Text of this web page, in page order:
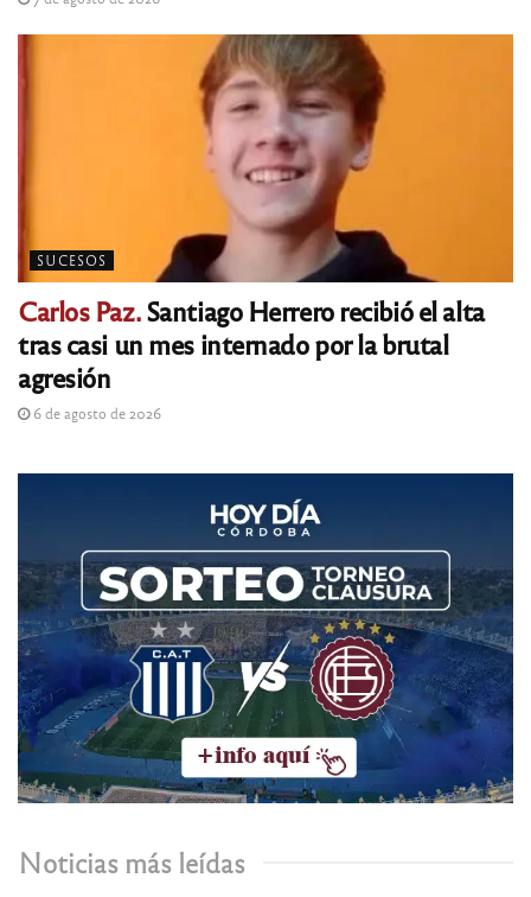
SUCESOS
Carlos Paz.Santiago Herrero recibió el alta
tras casi un mes internado por la brutal
agresión
6 de agosto de 2026
Noticias más leídas